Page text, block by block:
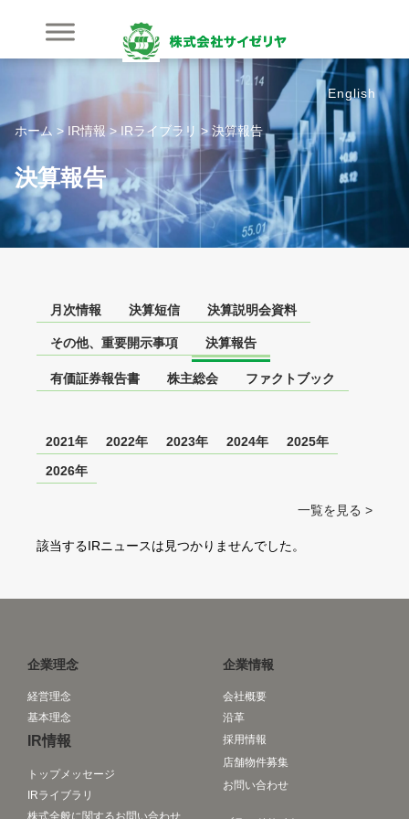
を
ッ
プ
English
ホーム > IR情報>IRライブラリ > 決算報告
決算報告
月次情報 決算短信 決算説明会資料
その他、重要開示事項 決算報告
有価証券報告書 株主総会 ファクトブック
2021年 2022年 2023年 2024年
2025年
2026年
一覧を見る >
該当するIRニュースは見つかりませんでした。
企業理念
経営理念
基本理念
企業情報
会社概要
沿革
IR情報
トップメッセージ
IRライブラリ
株式全般に関するお問い合わせ
採用情報
店舗物件募集
お問い合わせ